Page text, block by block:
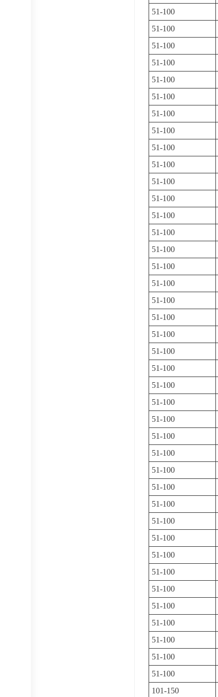
51-100
51-100
51-100
51-100
51-100
51-100
51-100
51-100
51-100
51-100
51-100
51-100
51-100
51-100
51-100
51-100
51-100
51-100
51-100
51-100
51-100
51-100
51-100
51-100
51-100
51-100
51-100
51-100
51-100
51-100
51-100
51-100
51-100
51-100
51-100
51-100
51-100
51-100
51-100
51-100
101-150